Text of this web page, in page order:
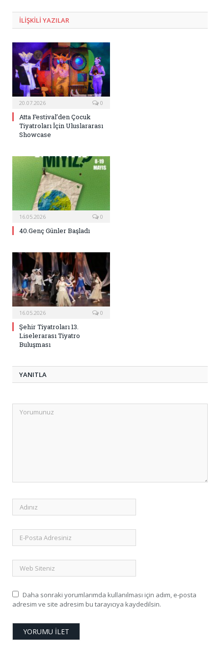
ILIŞKILI YAZILAR
20.07.2026 0
Atta Festival’den Çocuk
Tiyatroları İçin Uluslararası
Showcase
16.05.2026 0
40.Genç Günler Başladı
16.05.2026 0
Şehir Tiyatroları 13.
Liselerarası Tiyatro
Buluşması
YANITLA
Daha sonraki yorumlarımda kullanılması için adım, e-posta
adresim ve site adresim bu tarayıcıya kaydedilsin.